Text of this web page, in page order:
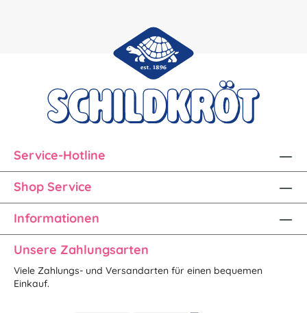
Service-Hotline
Shop Service
Informationen
Unsere Zahlungsarten
Viele Zahlungs- und Versandarten für einen bequemen
Einkauf.